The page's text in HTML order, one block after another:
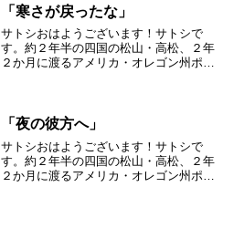
ました。２０２１年３月９日より東京都
品川区南大井で不動産を主...
「寒さが戻ったな」
サトシおはようございます！サトシで
す。約２年半の四国の松山・高松、２年
２か月に渡るアメリカ・オレゴン州ポー
て、２０２１年３月９日より東...
「夜の彼方へ」
サトシおはようございます！サトシで
す。約２年半の四国の松山・高松、２年
２か月に渡るアメリカ・オレゴン州ポー